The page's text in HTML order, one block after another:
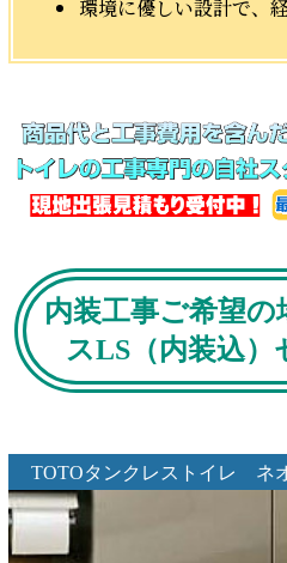
環境に優しい設計で、経
内装工事ご希望
スLS（内装込）
TOTOタンクレストイレ ネ